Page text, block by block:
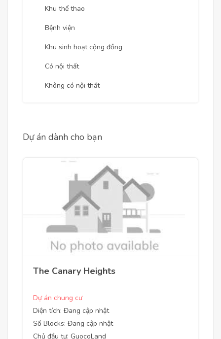
Khu thể thao
Bệnh viện
Khu sinh hoạt cộng đồng
Có nội thất
Không có nội thất
Dự án dành cho bạn
The Canary Heights
Dự án chung cư
Diện tích: Đang cập nhật
Số Blocks: Đang cập nhật
Chủ đầu tư: GuocoLand